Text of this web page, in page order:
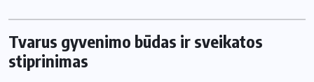
Tvarus gyvenimo būdas ir sveikatos
stiprinimas